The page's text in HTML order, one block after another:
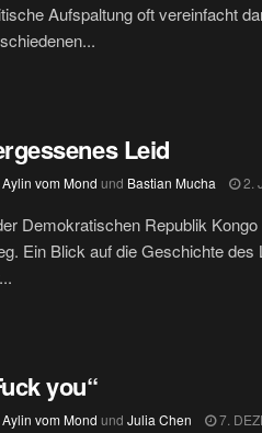
Aufspaltung oft vereinfacht
Leid
Aylin vom Mond und Bastian Mucha 2.
Demokratischen Republik
Ein Blick auf die Geschichte
you“
Aylin vom Mond und Julia Chen 7.